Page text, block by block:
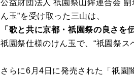
公益財団法人 祇園祭山鉾連合会
ん玉”を受け取った三山は、
「歌と共に京都・祇園祭の良さを
祇園祭仕様のけん玉で、“祇園祭ス
さらに6月4日に発売された「祇園